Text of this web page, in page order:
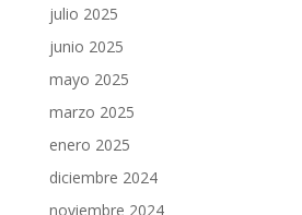
julio 2025
junio 2025
mayo 2025
marzo 2025
enero 2025
diciembre 2024
noviembre 2024